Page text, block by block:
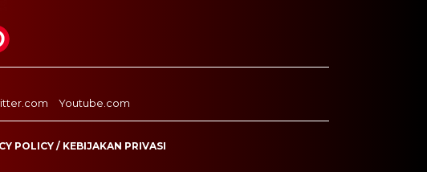
Youtube.com
POLICY / KEBIJAKAN PRIVASI